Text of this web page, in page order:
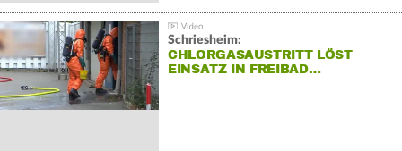
Schriesheim:
CHLORGASAUSTRITT LÖST
EINSATZ IN FREIBAD…